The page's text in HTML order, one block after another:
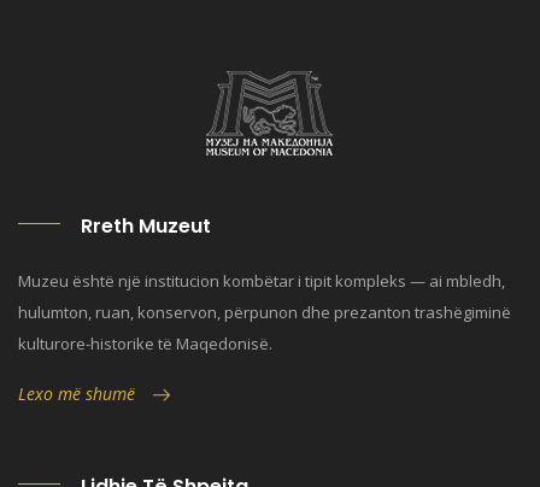
Rreth Muzeut
Muzeu është një institucion kombëtar i tipit kompleks — ai mbledh,
hulumton, ruan, konservon, përpunon dhe prezanton trashëgiminë
kulturore-historike të Maqedonisë.
Lexo më shumë